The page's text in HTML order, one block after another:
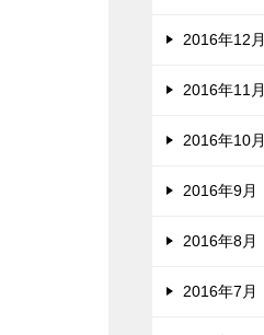
2016年12月
2016年11月
2016年10月
2016年9月
2016年8月
2016年7月